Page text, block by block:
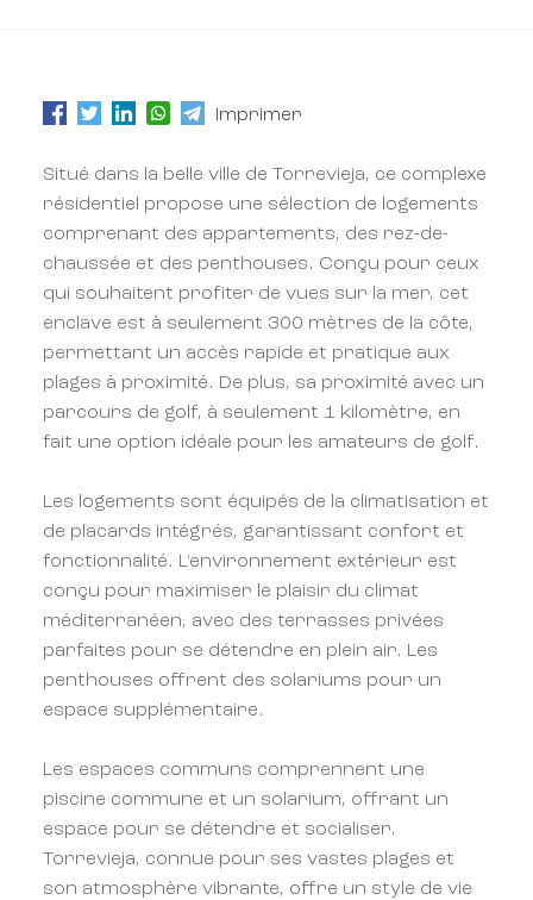
Imprimer
Situé dans la belle ville de Torrevieja, ce complexe
résidentiel propose une sélection de logements
comprenant des appartements, des rez-de-
chaussée et des penthouses. Conçu pour ceux
qui souhaitent profiter de vues sur la mer, cet
enclave est à seulement 300 mètres de la côte,
permettant un accès rapide et pratique aux
plages à proximité. De plus, sa proximité avec un
parcours de golf, à seulement 1 kilomètre, en
fait une option idéale pour les amateurs de golf.
Les logements sont équipés de la climatisation et
de placards intégrés, garantissant confort et
fonctionnalité. L'environnement extérieur est
conçu pour maximiser le plaisir du climat
méditerranéen, avec des terrasses privées
parfaites pour se détendre en plein air. Les
penthouses offrent des solariums pour un
espace supplémentaire.
Les espaces communs comprennent une
piscine commune et un solarium, offrant un
espace pour se détendre et socialiser.
Torrevieja, connue pour ses vastes plages et
son atmosphère vibrante, offre un style de vie